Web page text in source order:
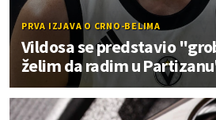
PRVA IZJAVA O CRNO-BELIMA
Vildosa se predstavio
želim da radim u